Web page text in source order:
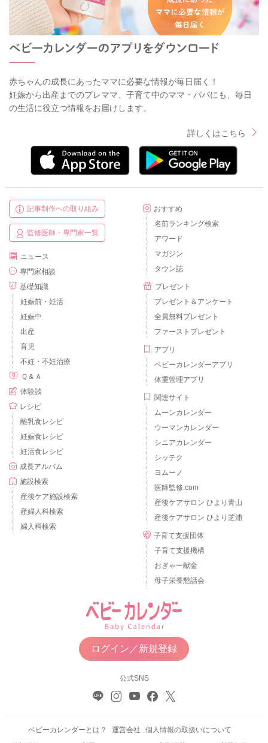
赤ちゃんの成長にあったママに必要な情報が毎日届く！
妊娠から出産までのプレママ、子育て中のママ・パパにも、毎日
の生活に役立つ情報をお届けします。
詳しくはこちら
記事制作への取り組み
監修医師・専門家一覧
ニュース
専門家相談
基礎知識
妊娠前・妊活
妊娠中
出産
育児
不妊・不妊治療
Ｑ＆Ａ
体験談
レシピ
離乳食レシピ
妊娠食レシピ
妊活食レシピ
成長アルバム
施設検索
産後ケア施設検索
産婦人科検索
婦人科検索
おすすめ
名前ランキング検索
アワード
マガジン
タウン誌
プレゼント
プレゼント＆アンケート
全員無料プレゼント
ファーストプレゼント
アプリ
ベビーカレンダーアプリ
体重管理アプリ
関連サイト
ムーンカレンダー
ウーマンカレンダー
シニアカレンダー
シッテク
ヨムーノ
医師監修.com
産後ケアサロン ひより青山
産後ケアサロン ひより芝浦
子育て支援団体
子育て支援機構
おぎゃー献金
母子栄養懇話会
ログイン／新規登録
公式SNS
ベビーカレンダーとは？ 運営会社
個人情報の取扱いについて